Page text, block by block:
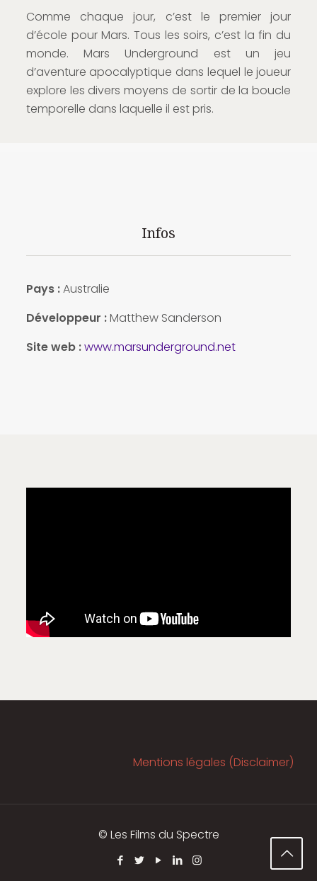
Comme chaque jour, c’est le premier jour
d’école pour Mars. Tous les soirs, c’est la fin du
monde. Mars Underground est un jeu
d’aventure apocalyptique dans lequel le joueur
explore les divers moyens de sortir de la boucle
temporelle dans laquelle il est pris.
Infos
Pays :Australie
Développeur :Matthew Sanderson
Site web :www.marsunderground.net
Mentions légales (Disclaimer)
© Les Films du Spectre